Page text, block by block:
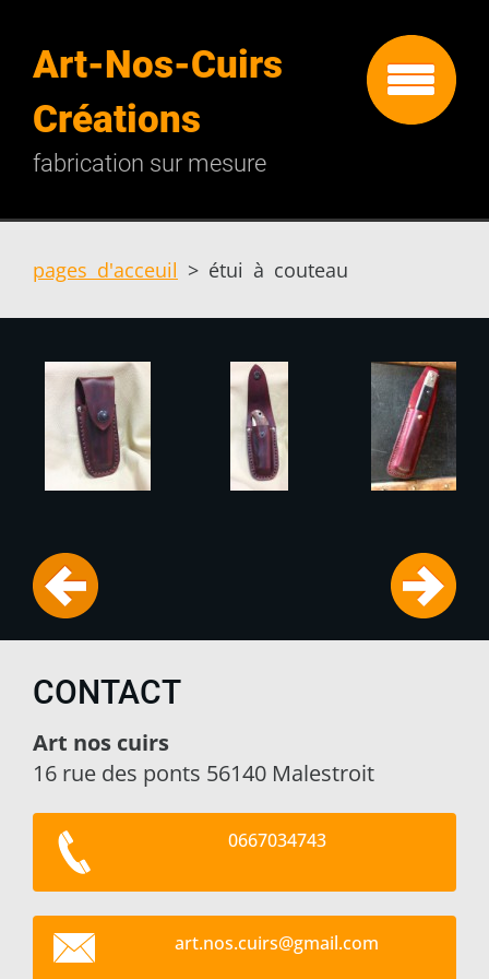
Art-Nos-Cuirs
Créations
fabrication sur mesure
pages d'acceuil > étui à couteau
CONTACT
Art nos cuirs
16 rue des ponts 56140 Malestroit
0667034743
art.nos.cuirs@gmail.com